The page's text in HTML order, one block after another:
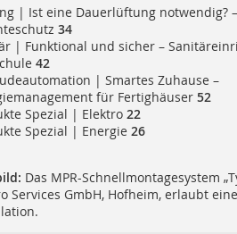
| Ist eine Dauerlüftung notwendig?
34
| Funktional und sicher –
42
| Smartes Zuhause –
für Fertighäuser 52
Spezial | Elektro 22
Spezial | Energie 26
Das MPR-Schnellmontagesystem
Services GmbH, Hofheim, erlaubt